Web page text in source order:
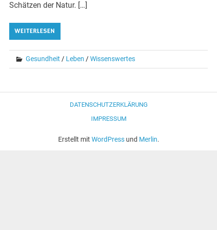
Schätzen der Natur. […]
WEITERLESEN
Gesundheit / Leben /Wissenswertes
DATENSCHUTZERKLÄRUNG
IMPRESSUM
Erstellt mit WordPressund Merlin.